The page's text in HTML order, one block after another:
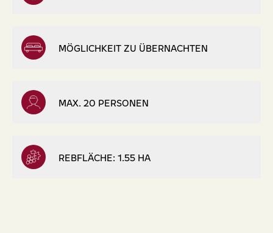
MÖGLICHKEIT ZU ÜBERNACHTEN
MAX. 20 PERSONEN
REBFLÄCHE: 1.55 HA